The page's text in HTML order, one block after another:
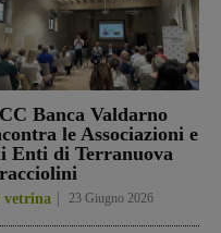
Banca Valdarno
le Associazioni e
Enti di Terranuova
vetrina 23 Giugno 2026